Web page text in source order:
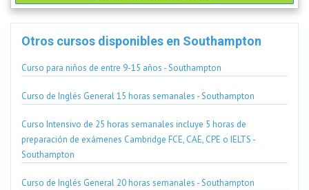
Otros cursos disponibles en Southampton
Curso para niños de entre 9-15 años - Southampton
Curso de Inglés General 15 horas semanales - Southampton
Curso Intensivo de 25 horas semanales incluye 5 horas de
preparación de exámenes Cambridge FCE, CAE, CPE o IELTS -
Southampton
Curso de Inglés General 20 horas semanales - Southampton